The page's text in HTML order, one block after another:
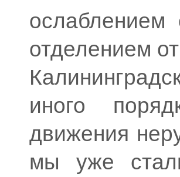
отделением
иного
движения
мы уже